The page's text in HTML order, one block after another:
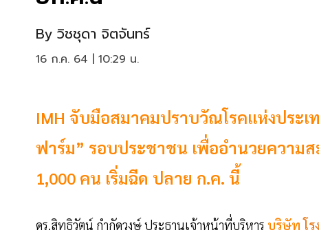
By วิชชุดา จิตจันทร์
16 ก.ค. 64 | 10:29 น.
IMH จับมือสมาคมปราบวัณโรคแห่งประ
ฟาร์ม” รอบประชาชน เพื่ออำนวยความส
1,000 คน เริ่มฉีด ปลาย ก.ค. นี้
ดร.สิทธิวัตน์ กำกัดวงษ์ ประธานเจ้าหน้าที่บริหาร บริษัทโ